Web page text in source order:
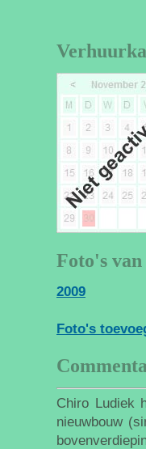
Foto's
2009
Foto's
Chiro Ludiek
nieuwbouw